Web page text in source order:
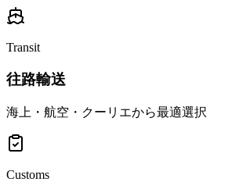
Transit
往路輸送
海上・航空・クーリエから最適選択
Customs